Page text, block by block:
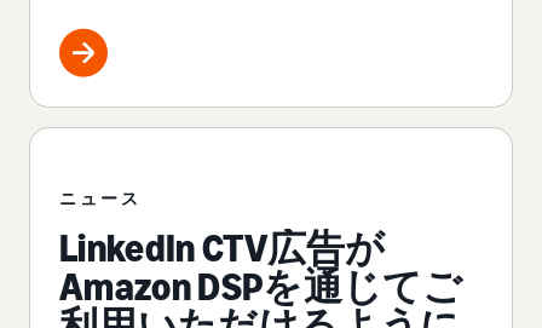
ニュース
LinkedIn CTV広告が
Amazon DSPを通じてご